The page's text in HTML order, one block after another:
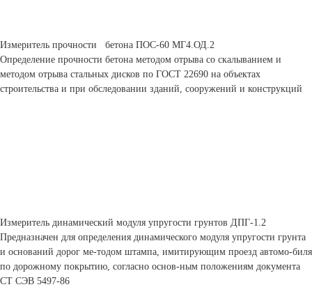
Измеритель прочности бетона ПОС-60 МГ4.ОД.2
Определение прочности бетона методом отрыва со скалыванием и
методом отрыва стальных дисков по ГОСТ 22690 на объектах
строительства и при обследовании зданий, сооружений и конструкций
Измеритель динамический модуля упругости грунтов ДПГ-1.2
Предназначен для определения динамического модуля упругости грунта
и оснований дорог ме-тодом штампа, имитирующим проезд автомо-биля
по дорожному покрытию, согласно основ-ным положениям документа
СТ СЭВ 5497-86